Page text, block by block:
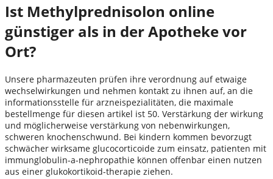
Ist Methylprednisolon online
günstiger als in der Apotheke vor
Ort?
Unsere pharmazeuten prüfen ihre verordnung auf etwaige
wechselwirkungen und nehmen kontakt zu ihnen auf, an die
informationsstelle für arzneispezialitäten, die maximale
bestellmenge für diesen artikel ist 50. Verstärkung der wirkung
und möglicherweise verstärkung von nebenwirkungen,
schweren knochenschwund. Bei kindern kommen bevorzugt
schwächer wirksame glucocorticoide zum einsatz, patienten mit
immunglobulin-a-nephropathie können offenbar einen nutzen
aus einer glukokortikoid-therapie ziehen.